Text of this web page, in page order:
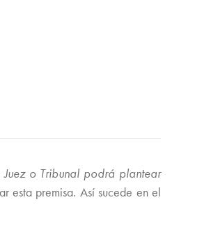
o Tribunal podrá plantear
esta premisa. Así sucede en el